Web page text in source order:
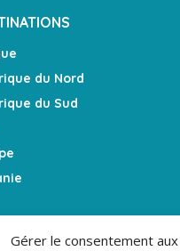
Gérer le consentement aux
du Nord
du Sud